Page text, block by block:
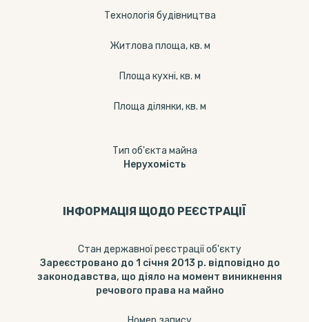
Технологія будівництва
Житлова площа, кв. м
Площа кухні, кв. м
Площа ділянки, кв. м
Тип об'єкта майна
Нерухомість
ІНФОРМАЦІЯ ЩОДО РЕЄСТРАЦІЇ
Стан державної реєстрації об'єкту
Зареєстровано до 1 січня 2013 р. відповідно до
законодавства, що діяло на момент виникнення
речового права на майно